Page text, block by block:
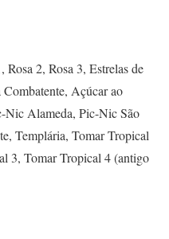
2, Rosa 3, Estrelas de
Açúcar ao
Nic Alameda, Pic-Nic São
Templária, Tomar Tropical
3, Tomar Tropical 4 (antigo